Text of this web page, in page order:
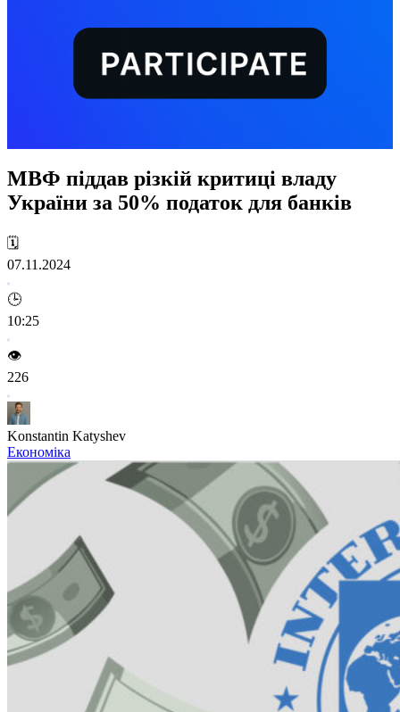
МВФ піддав різкій критиці владу
України за 50% податок для банків
🗓️
07.11.2024
🕒
10:25
👁️
226
Konstantin Katyshev
Економіка